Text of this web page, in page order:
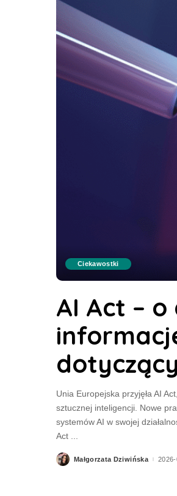
Ciekawostki
AI Act – o
Unia Europejska przyjęła AI
sztucznej inteligencji. Nowe
systemów AI w swojej
Act ...
Małgorzata Dziwińska